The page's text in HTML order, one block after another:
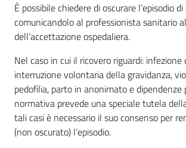
È possibile chiedere di oscurare l’episodio
comunicandolo al professionista sanitario
dell’accettazione ospedaliera.
Nel caso in cui il ricovero riguardi: infezione
interruzione volontaria della gravidanza,
pedofilia, parto in anonimato e
normativa prevede una speciale tutela
tali casi è necessario il suo consenso per
(non oscurato) l’episodio.